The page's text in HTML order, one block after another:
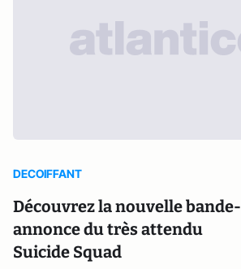
DECOIFFANT
Découvrez la nouvelle bande-
annonce du très attendu
Suicide Squad